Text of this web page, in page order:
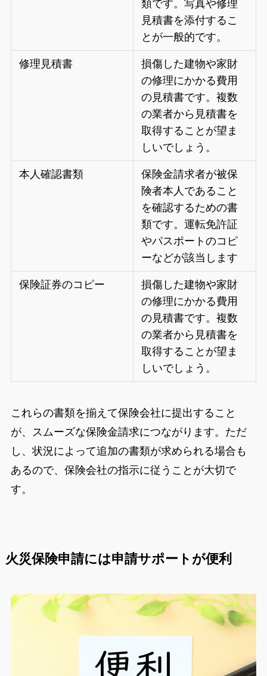
類です。写真や修理
見積書を添付するこ
とが一般的です。
修理見積書
損傷した建物や家財
の修理にかかる費用
の見積書です。複数
の業者から見積書を
取得することが望ま
しいでしょう。
本人確認書類
保険金請求者が被保
険者本人であること
を確認するための書
類です。運転免許証
やパスポートのコピ
ーなどが該当します
保険証券のコピー
損傷した建物や家財
の修理にかかる費用
の見積書です。複数
の業者から見積書を
取得することが望ま
しいでしょう。
これらの書類を揃えて保険会社に提出すること
が、スムーズな保険金請求につながります。ただ
し、状況によって追加の書類が求められる場合も
あるので、保険会社の指示に従うことが大切で
す。
火災保険申請には申請サポートが便利